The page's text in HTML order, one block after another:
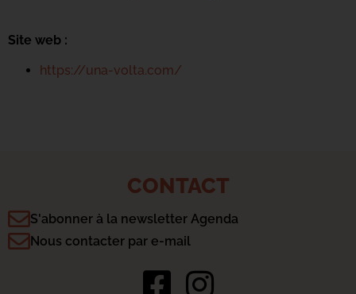
Site web :
https://una-volta.com/
CONTACT
S'abonner à la newsletter Agenda
Nous contacter par e-mail